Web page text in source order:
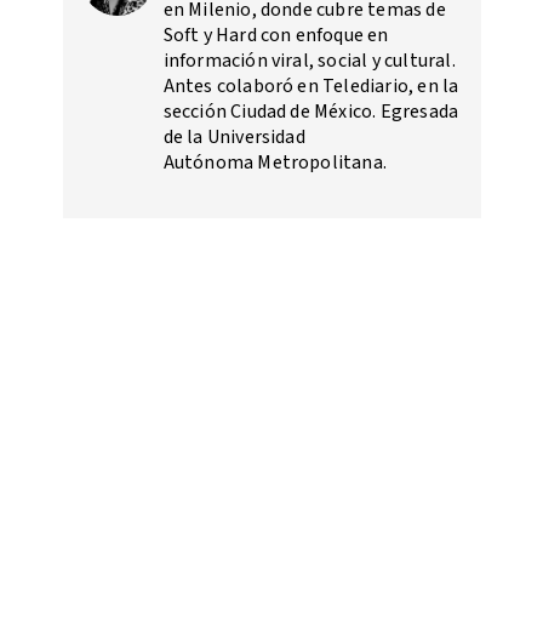
en Milenio, donde cubre temas de
Soft y Hard con enfoque en
información viral, social y cultural.
Antes colaboró en Telediario, en la
sección Ciudad de México. Egresada
de la Universidad
Autónoma Metropolitana.